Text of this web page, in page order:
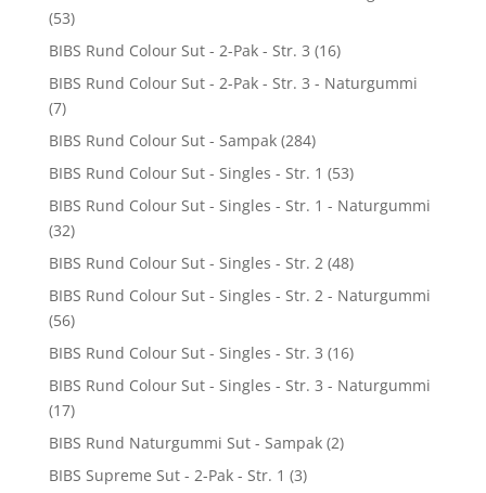
(53)
BIBS Rund Colour Sut - 2-Pak - Str. 3 (16)
BIBS Rund Colour Sut - 2-Pak - Str. 3 - Naturgummi
(7)
BIBS Rund Colour Sut - Sampak (284)
BIBS Rund Colour Sut - Singles - Str. 1 (53)
BIBS Rund Colour Sut - Singles - Str. 1 - Naturgummi
(32)
BIBS Rund Colour Sut - Singles - Str. 2 (48)
BIBS Rund Colour Sut - Singles - Str. 2 - Naturgummi
(56)
BIBS Rund Colour Sut - Singles - Str. 3 (16)
BIBS Rund Colour Sut - Singles - Str. 3 - Naturgummi
(17)
BIBS Rund Naturgummi Sut - Sampak (2)
BIBS Supreme Sut - 2-Pak - Str. 1 (3)